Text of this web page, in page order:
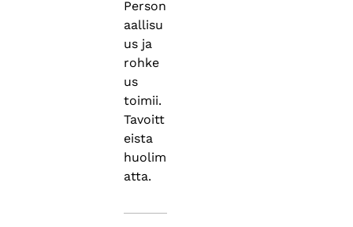
Person
aallisu
us ja
rohke
us
toimii.
Tavoitt
eista
huolim
atta.